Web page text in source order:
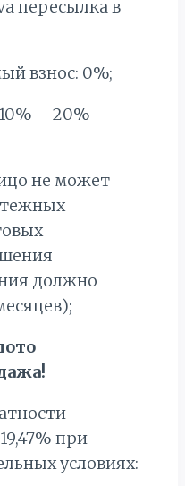
пересылка в
взнос: 0%;
– 20%
не может
должно
при
условиях: